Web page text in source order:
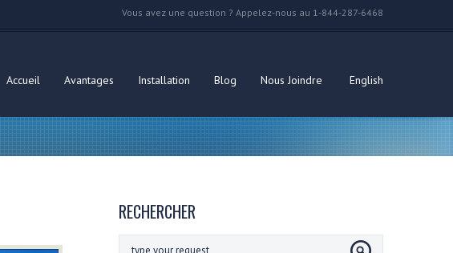
Vous avez une question ? Appelez-nous au 1-844-287-6468
Accueil Avantages Installation Blog Nous Joindre English
RECHERCHER